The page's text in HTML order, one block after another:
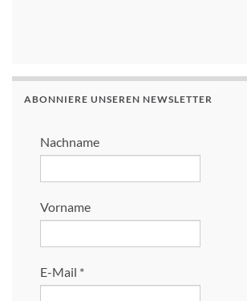
ABONNIERE UNSEREN NEWSLETTER
Nachname
Vorname
E-Mail *